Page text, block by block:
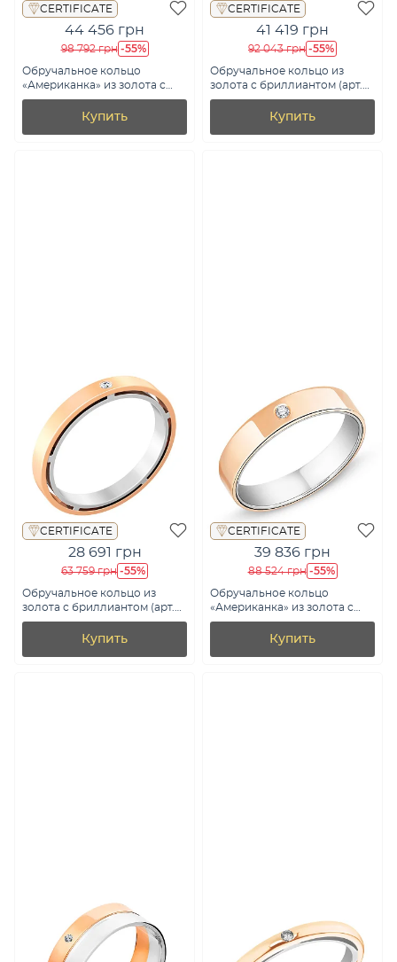
CERTIFICATE
44 456 грн
98 792 грн -55%
Обручальное кольцо
«Американка» из золота с
бриллиантом (арт. К239213бк)
Купить
CERTIFICATE
41 419 грн
92 043 грн -55%
Обручальное кольцо из
золота с бриллиантом (арт.
К239214)
Купить
CERTIFICATE
28 691 грн
63 759 грн -55%
Обручальное кольцо из
золота с бриллиантом (арт.
К239211)
Купить
CERTIFICATE
39 836 грн
88 524 грн -55%
Обручальное кольцо
«Американка» из золота с
бриллиантом (арт. К239212)
Купить